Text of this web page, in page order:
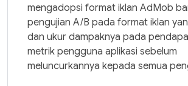
mengadopsi format iklan AdMob
pengujian A/B pada format iklan
dan ukur dampaknya pada
metrik pengguna aplikasi sebelum